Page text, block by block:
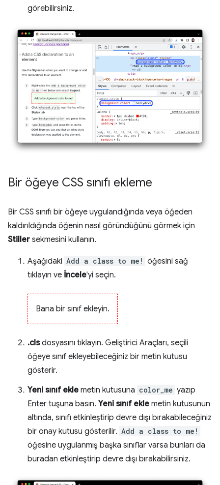
görebilirsiniz.
Bir öğeye CSS sınıfı ekleme
Bir CSS sınıfı bir öğeye uygulandığında veya öğeden
kaldırıldığında öğenin nasıl göründüğünü görmek için
Stiller sekmesini kullanın.
Aşağıdaki Add a class to me! öğesini sağ
tıklayın ve İncele'yi seçin.
Bana bir sınıf ekleyin.
.clsdosyasını tıklayın. Geliştirici Araçları, seçili
öğeye sınıf ekleyebileceğiniz bir metin kutusu
gösterir.
Yeni sınıf ekle metin kutusuna color_me yazıp
Enter tuşuna basın. Yeni sınıf ekle metin kutusunun
altında, sınıfı etkinleştirip devre dışı bırakabileceğiniz
bir onay kutusu gösterilir. Add a class to me!
öğesine uygulanmış başka sınıflar varsa bunları da
buradan etkinleştirip devre dışı bırakabilirsiniz.